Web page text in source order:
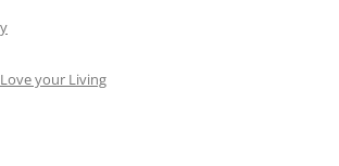
your Living